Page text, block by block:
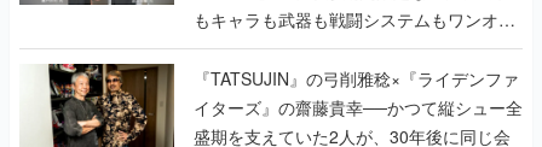
もキャラも武器も戦闘システムもワンオフ
で作り込まれた理由を両ディレクターに聞
く
『TATSUJIN』の弓削雅稔×『ライデンファ
イターズ』の齋藤貴幸──かつて縦シュー全
盛期を支えていた2人が、30年後に同じ会